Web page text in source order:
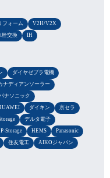
フォーム
V2H/V2X
栓交換 IH
ダイヤゼブラ電機
ナディアンソーラー
パナソニック
ダイキン
京セラ
デルタ電子
Storage HEMS
Panasonic
住友電工
AIKOジャパン